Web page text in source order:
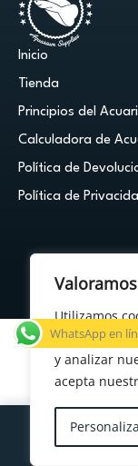
Utilizamos
navegación,
y analizar
acepta
Inicio
Tienda
Principios del
Calculadora de
Política de
Política de
Menu
WhatsApp en